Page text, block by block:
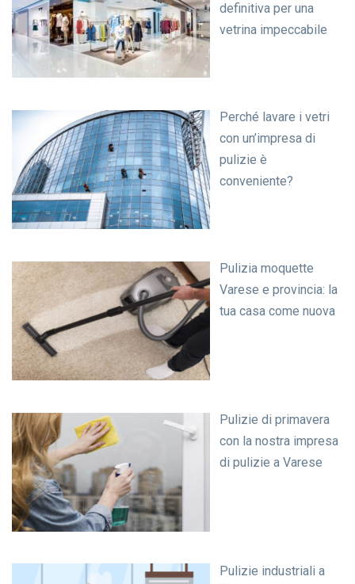
definitiva per una
vetrina impeccabile
Perché lavare i vetri
con un’impresa di
pulizie è
conveniente?
Pulizia moquette
Varese e provincia: la
tua casa come nuova
Pulizie di primavera
con la nostra impresa
di pulizie a Varese
Pulizie industriali a